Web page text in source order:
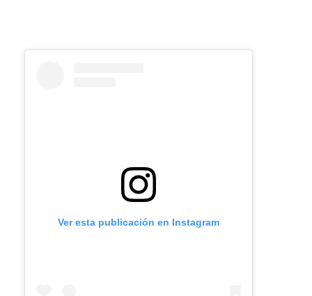
Ver esta publicación en Instagram